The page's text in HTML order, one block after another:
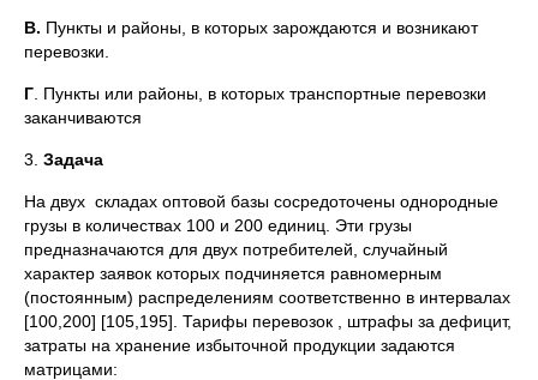
В. Пункты и районы, в которых зарождаются и возникают
перевозки.
Г . Пункты или районы, в которых транспортные перевозки
заканчиваются
3. Задача
На двух складах оптовой базы сосредоточены однородные
грузы в количествах 100 и 200 единиц. Эти грузы
предназначаются для двух потребителей, случайный
характер заявок которых подчиняется равномерным
(постоянным) распределениям соответственно в интервалах
[100,200] [105,195]. Тарифы перевозок , штрафы за дефицит,
затраты на хранение избыточной продукции задаются
матрицами: